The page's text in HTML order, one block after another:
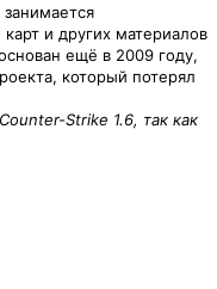
занимается
и других материалов
ещё в 2009 году,
который потерял
Strike 1.6, так как